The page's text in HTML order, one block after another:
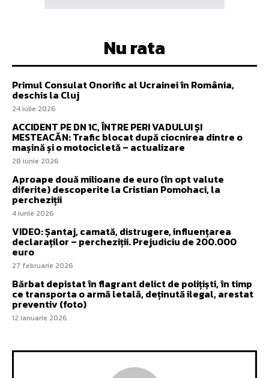
Nu rata
Primul Consulat Onorific al Ucrainei în România,
deschis la Cluj
24 iulie 2026
ACCIDENT PE DN 1C, ÎNTRE PERI VADULUI ȘI
MESTEACĂN: Trafic blocat după ciocnirea dintre o
mașină și o motocicletă – actualizare
28 iunie 2026
Aproape două milioane de euro (în opt valute
diferite) descoperite la Cristian Pomohaci, la
percheziții
4 iunie 2026
VIDEO: Șantaj, camată, distrugere, influențarea
declaraților – percheziții. Prejudiciu de 200.000
euro
27 februarie 2026
Bărbat depistat în flagrant delict de polițiști, în timp
ce transporta o armă letală, deținută ilegal, arestat
preventiv (foto)
12 ianuarie 2026